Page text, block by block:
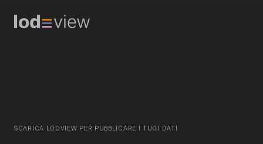
SCARICA LODVIEW PER PUBBLICARE I TUOI DATI